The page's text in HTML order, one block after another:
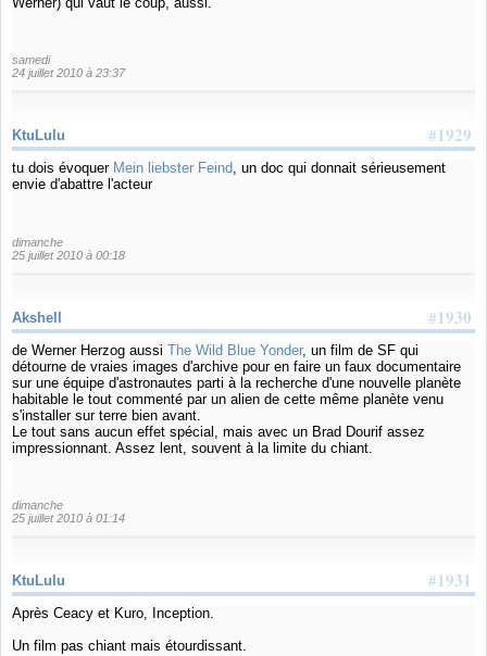
samedi
24 juillet 2010 à 23:37
#1929
KtuLulu
tu dois évoquer Mein liebster Feind, un doc qui donnait sérieusement
envie d'abattre l'acteur
dimanche
25 juillet 2010 à 00:18
#1930
Akshell
de Werner Herzog aussi The Wild Blue Yonder, un film de SF qui
détourne de vraies images d'archive pour en faire un faux documentaire
sur une équipe d'astronautes parti à la recherche d'une nouvelle planète
habitable le tout commenté par un alien de cette même planète venu
s'installer sur terre bien avant.
Le tout sans aucun effet spécial, mais avec un Brad Dourif assez
impressionnant. Assez lent, souvent à la limite du chiant.
dimanche
25 juillet 2010 à 01:14
#1931
KtuLulu
Après Ceacy et Kuro, Inception.
Un film pas chiant mais étourdissant.